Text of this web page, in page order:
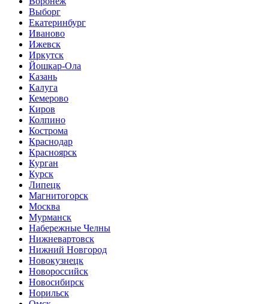
Выборг
Екатеринбург
Иваново
Ижевск
Иркутск
Йошкар-Ола
Казань
Калуга
Кемерово
Киров
Колпино
Кострома
Краснодар
Красноярск
Курган
Курск
Липецк
Магнитогорск
Москва
Мурманск
Набережные Челны
Нижневартовск
Нижний Новгород
Новокузнецк
Новороссийск
Новосибирск
Норильск